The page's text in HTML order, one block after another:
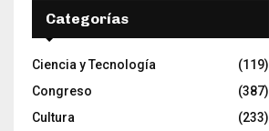
Categorías
Ciencia y Tecnología
(119)
Congreso
(387)
Cultura
(233)